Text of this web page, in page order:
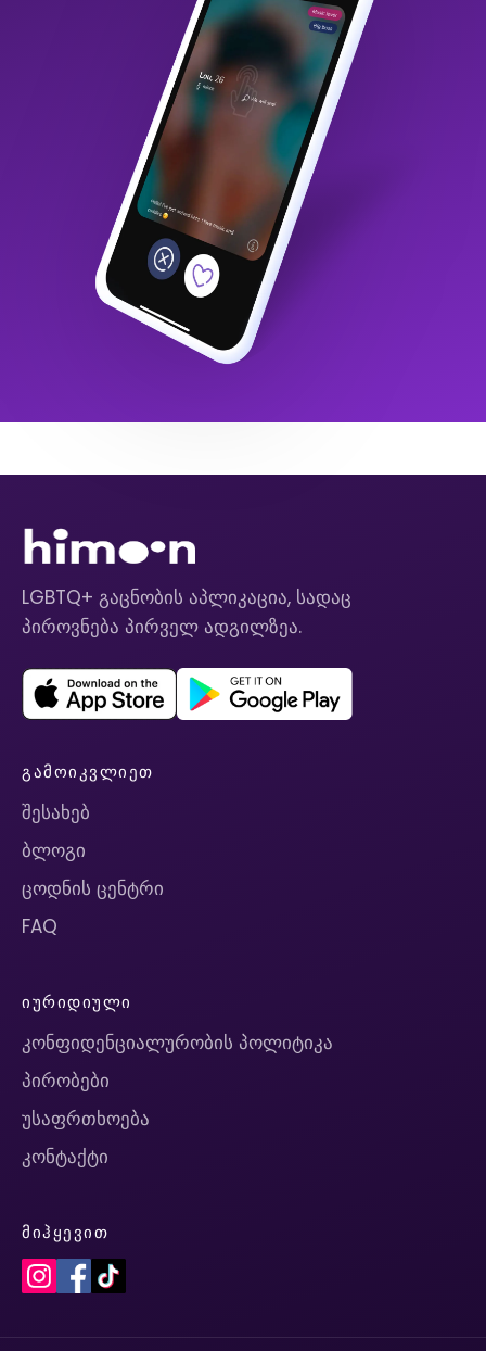
LGBTQ+ გაცნობის აპლიკაცია, სადაც
პიროვნება პირველ ადგილზეა.
ᲒᲐᲛᲝᲘᲙᲕᲚᲘᲔᲗ
შესახებ
ბლოგი
ცოდნის ცენტრი
FAQ
ᲘᲣᲠᲘᲓᲘᲣᲚᲘ
კონფიდენციალურობის პოლიტიკა
პირობები
უსაფრთხოება
კონტაქტი
ᲛᲘᲰᲧᲔᲕᲘᲗ